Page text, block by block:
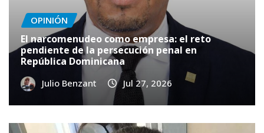
OPINIÓN
El narcomenudeo como empresa: el reto
pendiente de la persecución penal en
República Dominicana
Julio Benzant Jul 27, 2026